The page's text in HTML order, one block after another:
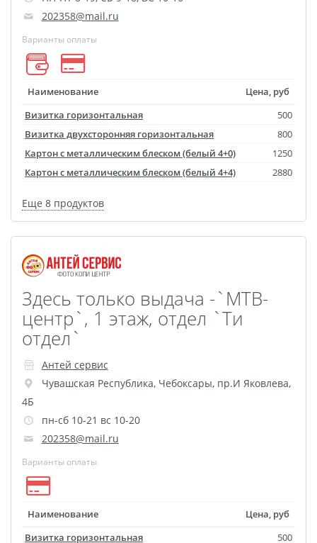
Оживающая детская
метрика
Оживающая открытка
Оживающий
фотоколлаж
Оживающий
бессмертный полк
Оживающие грамоты
Оживающий пазл
Оживающий фотокубик
Оживающая тарелка
Фото на документы
Раскраски
Печать документов
Печати, штампы и
факсимиле В РАЗ
Печать чертежей
Круглые стикеры
Прямоугольные
стикеры
Фигурные стикеры
Стикерпаки
Оживающий торт
202358@mail.ru
Варианты оплаты
Наименование
Цена, руб
Визитка горизонтальная
500
Визитка двухсторонняя горизонтальная
800
Картон с металлическим блеском (белый 4+0)
1250
Картон с металлическим блеском (белый 4+4)
2880
Еще 8 продуктов
Здесь только выдача -`МТВ-
центр`, 1 этаж, отдел `Ти
отдел`
Антей сервис
Чувашская Республика, Чебоксары, пр.И Яковлева,
4Б
пн-сб 10-21 вс 10-20
202358@mail.ru
Варианты оплаты
Наименование
Цена, руб
Визитка горизонтальная
500